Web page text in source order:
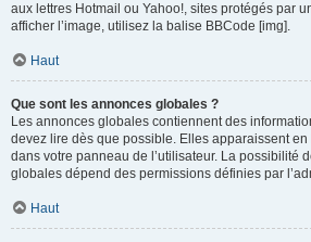
aux lettres Hotmail ou Yahoo!, sites protégés par
afficher l’image, utilisez la balise BBCode [img].
Haut
Que sont les annonces globales ?
Les annonces globales contiennent des
devez lire dès que possible. Elles apparaissent
dans votre panneau de l’utilisateur. La possibilité
globales dépend des permissions définies par
Haut